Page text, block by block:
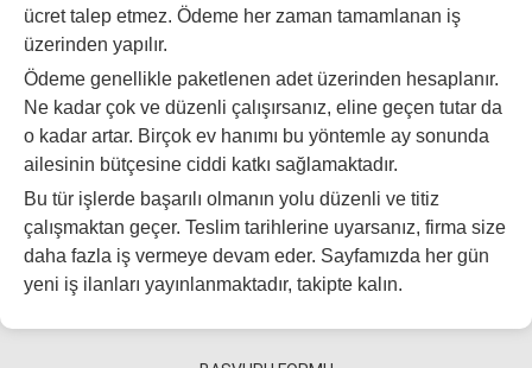
ücret talep etmez. Ödeme her zaman tamamlanan iş
üzerinden yapılır.
Ödeme genellikle paketlenen adet üzerinden hesaplanır.
Ne kadar çok ve düzenli çalışırsanız, eline geçen tutar da
o kadar artar. Birçok ev hanımı bu yöntemle ay sonunda
ailesinin bütçesine ciddi katkı sağlamaktadır.
Bu tür işlerde başarılı olmanın yolu düzenli ve titiz
çalışmaktan geçer. Teslim tarihlerine uyarsanız, firma size
daha fazla iş vermeye devam eder. Sayfamızda her gün
yeni iş ilanları yayınlanmaktadır, takipte kalın.